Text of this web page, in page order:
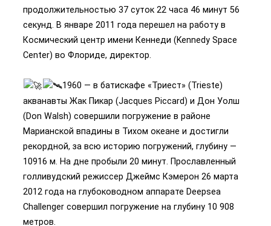
продолжительностью 37 суток 22 часа 46 минут 56
секунд. В январе 2011 года перешел на работу в
Космический центр имени Кеннеди (Kennedy Space
Center) во Флориде, директор.
1960 — в батискафе «Триест» (Trieste)
акванавты Жак Пикар (Jacques Piccard) и Дон Уолш
(Don Walsh) совершили погружение в районе
Марианской впадины в Тихом океане и достигли
рекордной, за всю историю погружений, глубину —
10916 м. На дне пробыли 20 минут. Прославленный
голливудский режиссер Джеймс Кэмерон 26 марта
2012 года на глубоководном аппарате Deepsea
Challenger совершил погружение на глубину 10 908
метров.